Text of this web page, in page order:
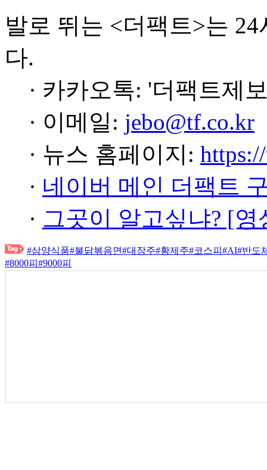
발로 뛰는 <더팩트>는
다.
· 카카오톡: '더팩트제
· 이메일: jebo@tf.co.kr
· 뉴스 홈페이지:
· 네이버 메인 더팩트
· 그곳이 알고싶냐? [
#삼양식품#불닭볶음면#대장주#황제주#코스피 #AI#반도
#8000피 #9000피